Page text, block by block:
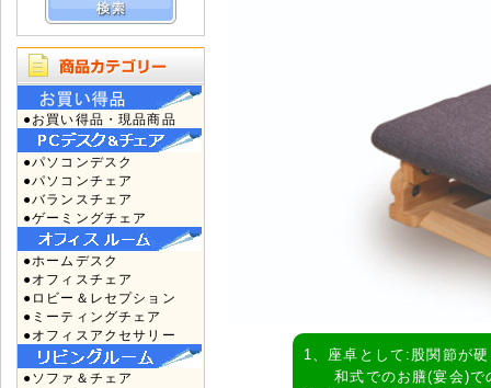
●お買い得品・現品商品
●パソコンデスク
●パソコンチェア
●バランスチェア
●ゲーミングチェア
●ホームデスク
●オフィスチェア
●ロビー＆レセプション
●ミーティングチェア
●オフィスアクセサリー
●ソファ＆チェア
1、座卓として:股関節が
和式でのお膳(宴会)で